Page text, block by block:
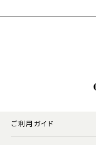
ご利用ガイド